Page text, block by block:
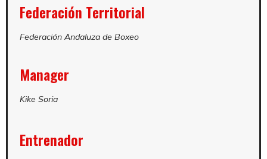
Federación Territorial
Federación Andaluza de Boxeo
Manager
Kike Soria
Entrenador